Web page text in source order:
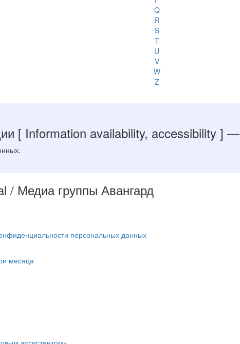
Q
R
S
T
U
V
W
Z
[ Information availability, accessibility ] —
/ Медиа группы Авангард
персональных данных
месяца